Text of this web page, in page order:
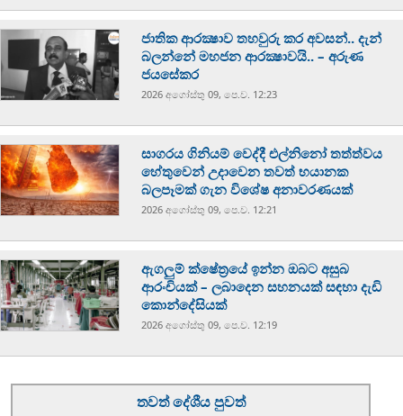
ජාතික ආරක්‍ෂාව තහවුරු කර අවසන්.. දැන්
බලන්නේ මහජන ආරක්‍ෂාවයි.. – අරුණ
ජයසේකර
2026 අගෝස්‍තු 09, පෙ.ව. 12:23
සාගරය ගිනියම් වෙද්දී එල්නිනෝ තත්ත්වය
හේතුවෙන් උදාවෙන තවත් භයානක
බලපෑමක් ගැන විශේෂ අනාවරණයක්
2026 අගෝස්‍තු 09, පෙ.ව. 12:21
ඇගලුම් ක්ෂේත්‍රයේ ඉන්න ඔබට අසුබ
ආරංචියක් – ලබාදෙන සහනයක් සඳහා දැඩි
කොන්දේසියක්
2026 අගෝස්‍තු 09, පෙ.ව. 12:19
තවත් දේශීය පුවත්